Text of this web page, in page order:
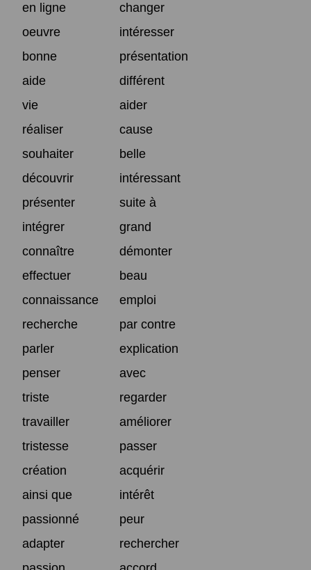
en ligne
changer
oeuvre
intéresser
bonne
présentation
aide
différent
vie
aider
réaliser
cause
souhaiter
belle
découvrir
intéressant
présenter
suite à
intégrer
grand
connaître
démonter
effectuer
beau
connaissance
emploi
recherche
par contre
parler
explication
penser
avec
triste
regarder
travailler
améliorer
tristesse
passer
création
acquérir
ainsi que
intérêt
passionné
peur
adapter
rechercher